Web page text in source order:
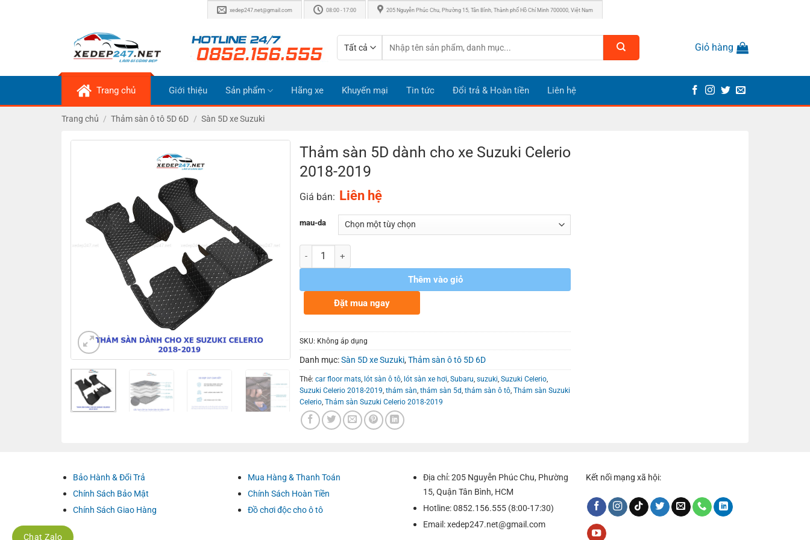
xedep247.net@gmail.com 08:00 - 17:00 205 Nguyễn Phúc Chu, Phường 15, Tân Bình, Thành phố Hồ Chí Minh 700000, Việt Nam
kiếm:
Giỏ hàng
Trang chủ Giới thiệu Sản phẩm Hãng xe Khuyến mại Tin tức Đổi trả & Hoàn tiền Liên hệ
Trang chủ / Thảm sàn ô tô 5D 6D / Sàn 5D xe Suzuki
Thảm sàn 5D dành cho xe Suzuki Celerio
2018-2019
Giá bán: Liên hệ
mau-da
Số lượng
Thêm vào giỏ
Đặt mua ngay
SKU: Không áp dụng
Danh mục:Sàn 5D xe Suzuki,Thảm sàn ô tô 5D 6D
Thẻ: car floor mats lót sàn ô tô lót sàn xe hơi Subaru suzuki Suzuki Celerio
Suzuki Celerio 2018-2019 thảm sàn thảm sàn 5d thảm sàn ô tô Thảm sàn Suzuki
Celerio Thảm sàn Suzuki Celerio 2018-2019
Bảo Hành & Đổi Trả
Chính Sách Bảo Mật
Chính Sách Giao Hàng
Mua Hàng & Thanh Toán
Chính Sách Hoàn Tiền
Đồ chơi độc cho ô tô
Địa chỉ: 205 Nguyễn Phúc Chu, Phường
15, Quận Tân Bình, HCM
Hotline: 0852.156.555 (8:00-17:30)
Email:xedep247.net@gmail.com
Kết nối mạng xã hội:
Chat Zalo